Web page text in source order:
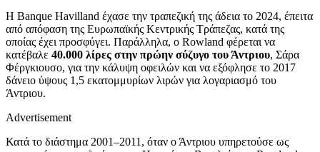
Η Banque Havilland έχασε την τραπεζική της άδεια το 2024, έπειτα
από απόφαση της Ευρωπαϊκής Κεντρικής Τράπεζας, κατά της
οποίας έχει προσφύγει. Παράλληλα, ο Rowland φέρεται να
κατέβαλε 40.000 λίρες στην πρώην σύζυγο του Άντριου, Σάρα
Φέργκιουσο, για την κάλυψη οφειλών και να εξόφλησε το 2017
δάνειο ύψους 1,5 εκατομμυρίων λιρών για λογαριασμό του
Άντριου.
Advertisement
Κατά το διάστημα 2001–2011, όταν ο Άντριου υπηρετούσε ως